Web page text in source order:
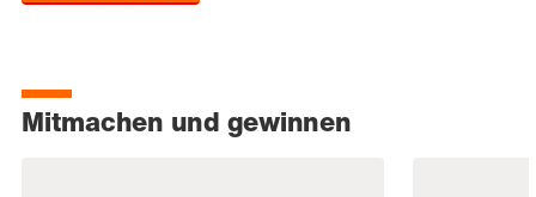
Mitmachen und gewinnen